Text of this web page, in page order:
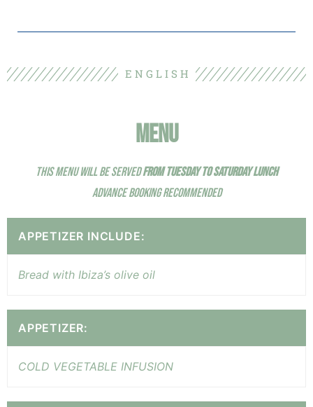
E N G L I S H
MENU
THIS MENU WILL BE SERVEDFROM TUESDAY TO SATURDAY LUNCH
ADVANCE BOOKING RECOMMENDED
APPETIZER INCLUDE:
Bread with Ibiza’s olive oil
APPETIZER:
COLD VEGETABLE INFUSION